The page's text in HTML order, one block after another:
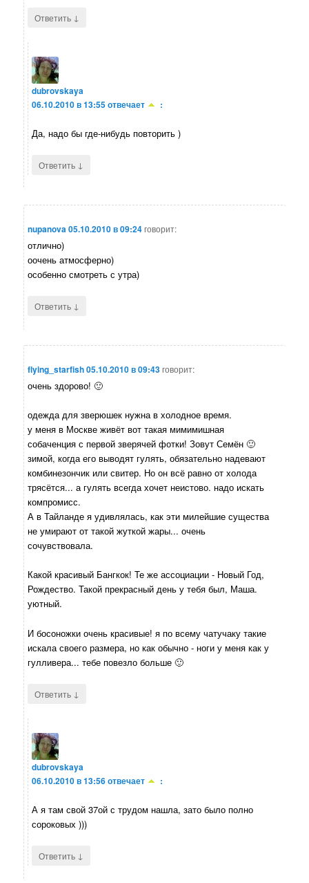
Ответить ↓
dubrovskaya
06.10.2010 в 13:55отвечает :
Да, надо бы где-нибудь повторить )
Ответить ↓
nupanova05.10.2010 в 09:24говорит:
отлично)
оочень атмосферно)
особенно смотреть с утра)
Ответить ↓
flying_starfish05.10.2010 в 09:43говорит:
очень здорово! 🙂
одежда для зверюшек нужна в холодное время.
у меня в Москве живёт вот такая мимимишная
собаченция с первой зверячей фотки! Зовут Семён 🙂
зимой, когда его выводят гулять, обязательно надевают
комбинезончик или свитер. Но он всё равно от холода
трясётся... а гулять всегда хочет неистово. надо искать
компромисс.
А в Тайланде я удивлялась, как эти милейшие существа
не умирают от такой жуткой жары... очень
сочувствовала.
Какой красивый Бангкок! Те же ассоциации - Новый Год,
Рождество. Такой прекрасный день у тебя был, Маша.
уютный.
И босоножки очень красивые! я по всему чатучаку такие
искала своего размера, но как обычно - ноги у меня как у
гулливера... тебе повезло больше 🙂
Ответить ↓
dubrovskaya
06.10.2010 в 13:56отвечает :
А я там свой 37ой с трудом нашла, зато было полно
сороковых )))
Ответить ↓